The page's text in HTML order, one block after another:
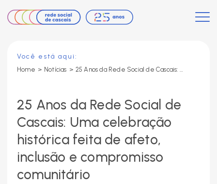
Você está aqui:
Home > Notícias > 25 Anos da Rede Social de Cascais: Uma celebração histórica feita de afeto, inclusão e compromisso comunitário
25 Anos da Rede Social de
Cascais: Uma celebração
histórica feita de afeto,
inclusão e compromisso
comunitário